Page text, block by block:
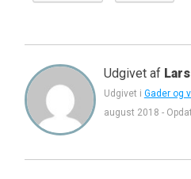
Udgivet af
Udgivet i Gader og
august 2018 -